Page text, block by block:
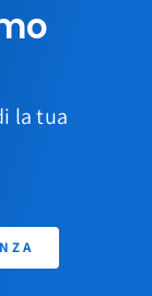
la tua